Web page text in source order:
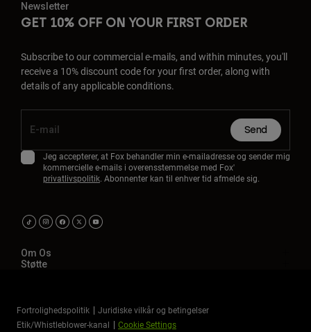
Newsletter
GET 10% OFF ON YOUR FIRST ORDER
Subscribe to our commercial e-mails, and within minutes, you'll
receive a 10% discount code for your first order, along with
details of any applicable conditions.
Send
Jeg accepterer, at Fox behandler min e-mailadresse og sender mig
kommercielle e-mails i overensstemmelse med Fox'
privatlivspolitik. Abonnenter kan til enhver tid afmelde sig.
Om Os
Støtte
Fortrolighedspolitik
Juridiske vilkår og betingelser
Etik/Whistleblower-kanal
Cookie Settings